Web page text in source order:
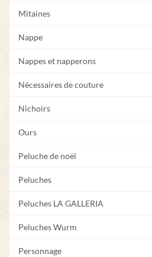
Mitaines
Nappe
Nappes et napperons
Nécessaires de couture
Nichoirs
Ours
Peluche de noël
Peluches
Peluches LA GALLERIA
Peluches Wurm
Personnage